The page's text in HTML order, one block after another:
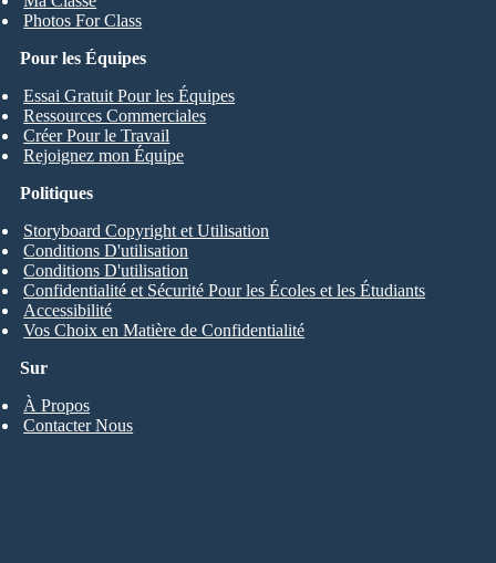
Photos For Class
Pour les Équipes
Essai Gratuit Pour les Équipes
Ressources Commerciales
Créer Pour le Travail
Rejoignez mon Équipe
Sur
À Propos
Contacter Nous
Politiques
Storyboard Copyright et Utilisation
Conditions D'utilisation
Conditions D'utilisation
Confidentialité et Sécurité Pour les Écoles et les Étudiants
Accessibilité
Vos Choix en Matière de Confidentialité